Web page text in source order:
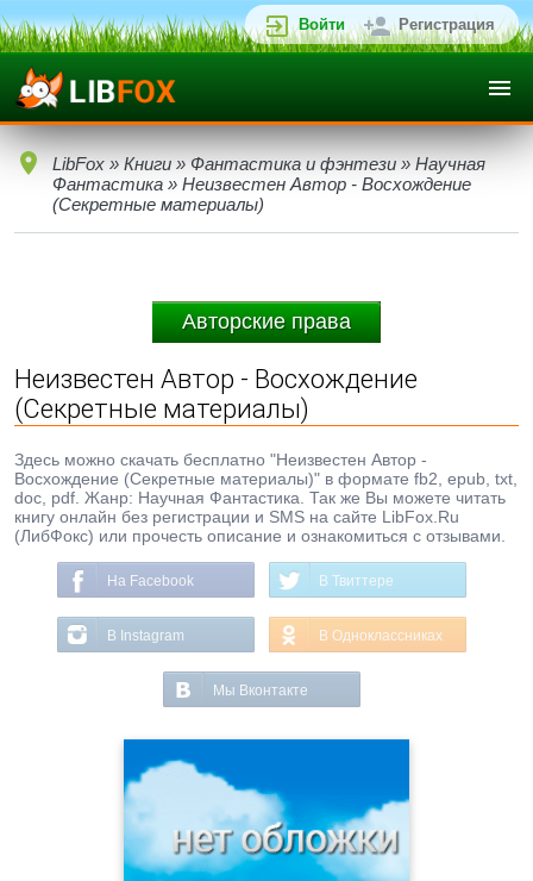
Войти Регистрация
LibFox » Книги » Фантастика и фэнтези » Научная
Фантастика » Неизвестен Автор - Восхождение
(Секретные материалы)
Авторские права
Неизвестен Автор - Восхождение
(Секретные материалы)
Здесь можно скачать бесплатно "Неизвестен Автор -
Восхождение (Секретные материалы)" в формате fb2, epub, txt,
doc, pdf. Жанр: Научная Фантастика. Так же Вы можете читать
книгу онлайн без регистрации и SMS на сайте LibFox.Ru
(ЛибФокс) или прочесть описание и ознакомиться с отзывами.
На Facebook В Твиттере
В Instagram В Одноклассниках
Мы Вконтакте